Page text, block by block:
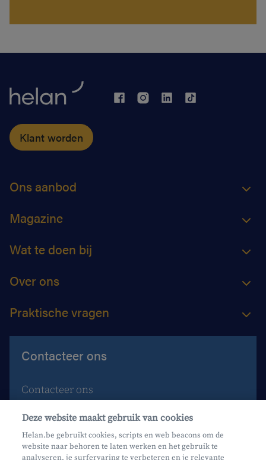
Klant worden
Ons aanbod
Magazine
Wat te doen bij
Over ons
Praktische vragen
Contacteer ons
Contacteer ons
Maak een afspraak
Waar vind je ons?
Phishing
Deze website maakt gebruik van cookies
Helan.be gebruikt cookies, scripts en web beacons om de
website naar behoren te laten werken en het gebruik te
analyseren, je surfervaring te verbeteren en je relevante